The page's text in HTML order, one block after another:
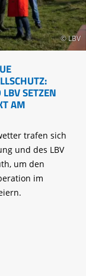
© LBV
SETZEN
AM
trafen sich
und des LBV
um den
im